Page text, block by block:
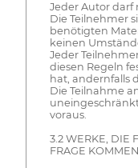
Jeder Autor darf
Die Teilnehmer
benötigten
keinen
Jeder
diesen Regeln
hat, andernfalls
Die Teilnahme
voraus.
3.2 WERKE, DIE
FRAGE KOMMEN